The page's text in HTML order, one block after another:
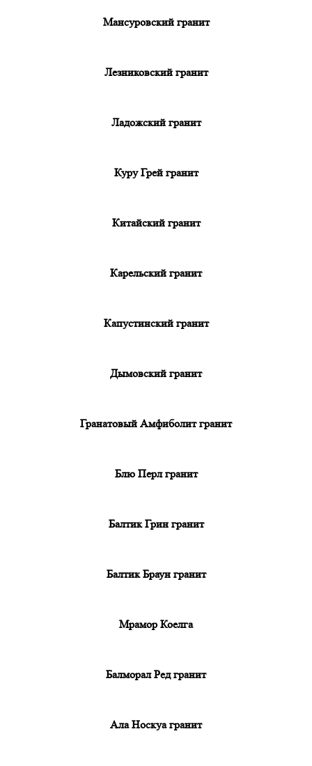
Мансуровский гранит
Лезниковский гранит
Ладожский гранит
Куру Грей гранит
Китайский гранит
Карельский гранит
Капустинский гранит
Дымовский гранит
Гранатовый Амфиболит гранит
Блю Перл гранит
Балтик Грин гранит
Балтик Браун гранит
Мрамор Коелга
Балморал Ред гранит
Ала Носкуа гранит